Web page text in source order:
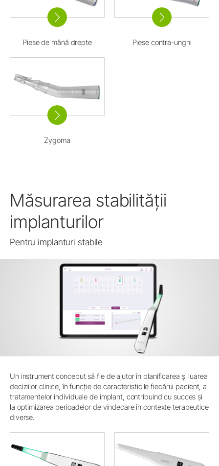
Piese de mână drepte Piese contra-unghi
Zygoma
Măsurarea stabilității
implanturilor
Pentru implanturi stabile
Un instrument conceput să fie de ajutor în planificarea și luarea
deciziilor clinice, în funcție de caracteristicile fiecărui pacient, a
tratamentelor individuale de implant, contribuind cu succes și
la optimizarea perioadelor de vindecare în contexte terapeutice
diverse.